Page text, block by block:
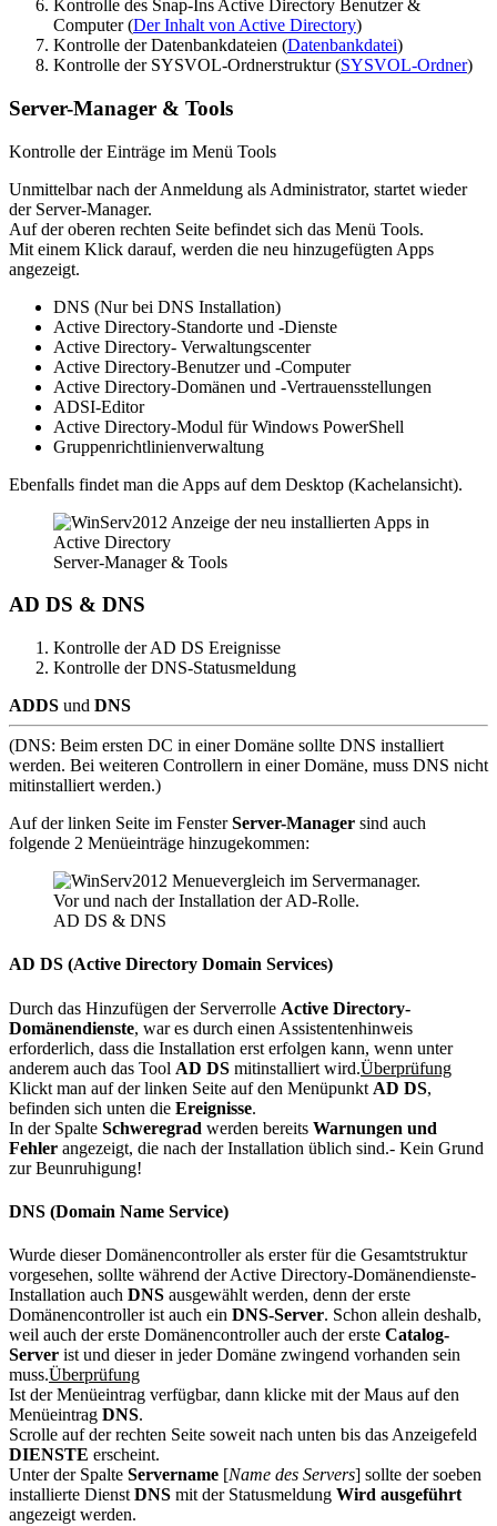
Kontrolle des Snap-Ins Active Directory Benutzer &
Computer (Der Inhalt von Active Directory)
Kontrolle der Datenbankdateien (Datenbankdatei)
Kontrolle der SYSVOL-Ordnerstruktur (SYSVOL-Ordner)
Server-Manager & Tools
Kontrolle der Einträge im Menü Tools
Unmittelbar nach der Anmeldung als Administrator, startet wieder
der Server-Manager.
Auf der oberen rechten Seite befindet sich das Menü Tools.
Mit einem Klick darauf, werden die neu hinzugefügten Apps
angezeigt.
DNS (Nur bei DNS Installation)
Active Directory-Standorte und -Dienste
Active Directory- Verwaltungscenter
Active Directory-Benutzer und -Computer
Active Directory-Domänen und -Vertrauensstellungen
ADSI-Editor
Active Directory-Modul für Windows PowerShell
Gruppenrichtlinienverwaltung
Ebenfalls findet man die Apps auf dem Desktop (Kachelansicht).
Server-Manager & Tools
AD DS & DNS
Kontrolle der AD DS Ereignisse
Kontrolle der DNS-Statusmeldung
ADDS und DNS
(DNS: Beim ersten DC in einer Domäne sollte DNS installiert
werden. Bei weiteren Controllern in einer Domäne, muss DNS nicht
mitinstalliert werden.)
Auf der linken Seite im FensterServer-Manager sind auch
folgende 2 Menüeinträge hinzugekommen:
AD DS & DNS
AD DS (Active Directory Domain Services)
Durch das Hinzufügen der Serverrolle Active Directory-
Domänendienste, war es durch einen Assistentenhinweis
erforderlich, dass die Installation erst erfolgen kann, wenn unter
anderem auch das Tool AD DS mitinstalliert wird.Überprüfung
Klickt man auf der linken Seite auf den Menüpunkt AD DS,
befinden sich unten die Ereignisse.
In der Spalte Schweregrad werden bereits Warnungen und
Fehler angezeigt, die nach der Installation üblich sind.- Kein Grund
zur Beunruhigung!
DNS (Domain Name Service)
Wurde dieser Domänencontroller als erster für die Gesamtstruktur
vorgesehen, sollte während der Active Directory-Domänendienste-
Installation auch DNS ausgewählt werden, denn der erste
Domänencontroller ist auch ein DNS-Server. Schon allein deshalb,
weil auch der erste Domänencontroller auch der erste Catalog-
Server ist und dieser in jeder Domäne zwingend vorhanden sein
muss.Überprüfung
Ist der Menüeintrag verfügbar, dann klicke mit der Maus auf den
Menüeintrag DNS.
Scrolle auf der rechten Seite soweit nach unten bis das Anzeigefeld
DIENSTE erscheint.
Unter der Spalte Servername [Name des Servers] sollte der soeben
installierte Dienst DNS mit der Statusmeldung Wird ausgeführt
angezeigt werden.